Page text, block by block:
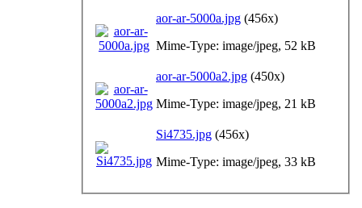
aor-ar-5000a.jpg (456x)
Mime-Type: image/jpeg, 52 kB
aor-ar-5000a2.jpg (450x)
Mime-Type: image/jpeg, 21 kB
Si4735.jpg (456x)
Mime-Type: image/jpeg, 33 kB